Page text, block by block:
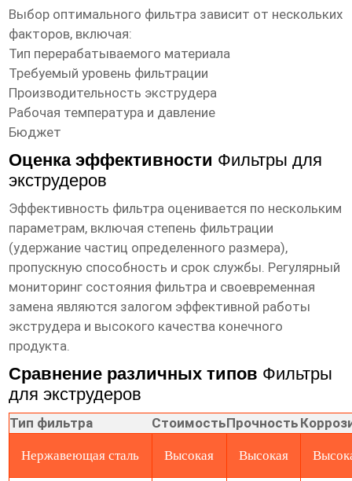
Выбор оптимального фильтра зависит от нескольких
факторов, включая:
Тип перерабатываемого материала
Требуемый уровень фильтрации
Производительность экструдера
Рабочая температура и давление
Бюджет
Оценка эффективности Фильтры для
экструдеров
Эффективность фильтра оценивается по нескольким
параметрам, включая степень фильтрации
(удержание частиц определенного размера),
пропускную способность и срок службы. Регулярный
мониторинг состояния фильтра и своевременная
замена являются залогом эффективной работы
экструдера и высокого качества конечного
продукта.
Сравнение различных типов Фильтры
для экструдеров
Тип фильтра СтоимостьПрочность
Нержавеющая сталь Высокая Высокая